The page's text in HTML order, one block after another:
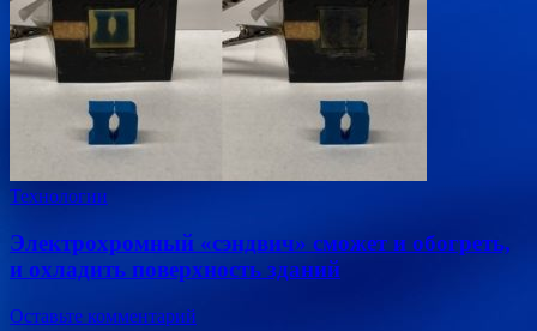
Технологии
Электрохромный «сэндвич» сможет и обогреть,
и охладить поверхность зданий
Оставьте комментарий